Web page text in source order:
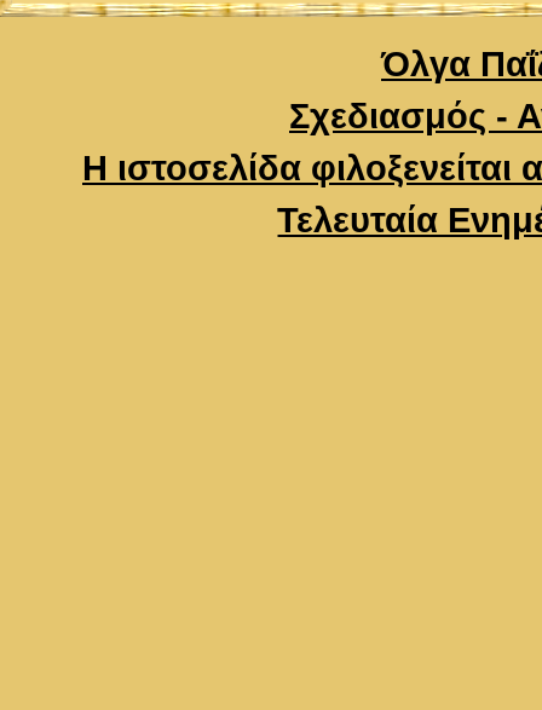
Όλγα
Σχεδιασμός -
Η ιστοσελίδα
Τελευταία